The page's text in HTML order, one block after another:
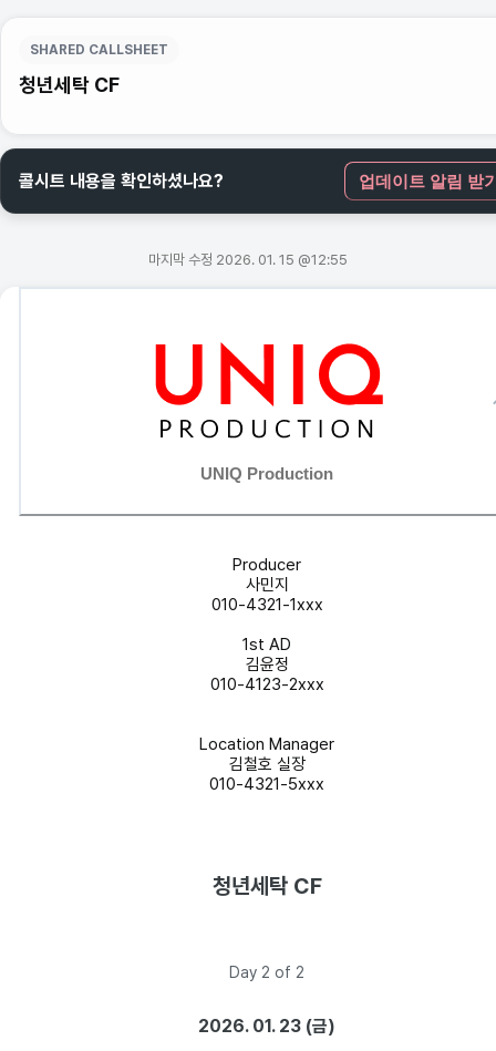
SHARED CALLSHEET
청년세탁 CF
콜시트 내용을 확인하셨나요? 업데이트 알림 받
마지막 수정 2026. 01. 15 @12:55
UNIQ Production
Producer
사민지
010-4321-1xxx
1st AD
김윤정
010-4123-2xxx
Location Manager
김철호 실장
010-4321-5xxx
청년세탁 CF
Day 2 of 2
2026. 01. 23 (금)